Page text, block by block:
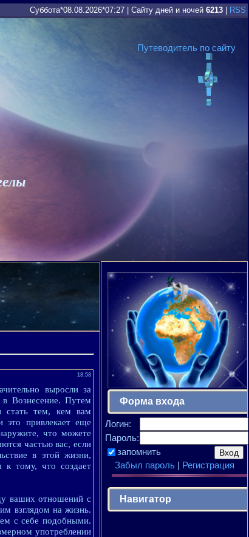
Суббота*08.08.2026*07:27 Сайту дней и ночей 6213 RSS
Путеводитель по сайту
18:58
выросли за
в Вознесение. Путем
стать тем, кем вам
это привлекает еще
что можете
частью вас, если
в этой жизни,
к тому, что создает
ваших отношений с
взглядом на жизнь.
с себе подобными.
употреблении
Форма входа
Логин:
Пароль:
запомнить
Забыл пароль| Регистрация
Навигатор